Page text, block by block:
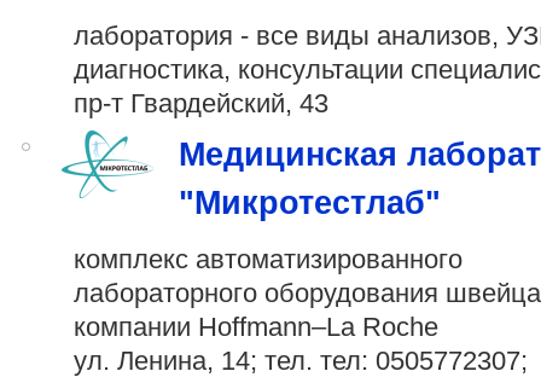
лаборатория - все виды анализов,
диагностика, консультации
пр-т Гвардейский, 43
Медицинская
"Микротестлаб"
комплекс автоматизированного
лабораторного оборудования
компании Hoffmann–La Roche
ул. Ленина, 14; тел. тел: 0505772307;